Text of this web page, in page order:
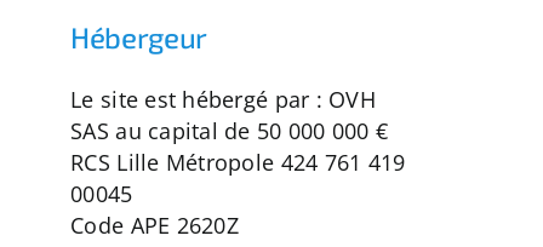
Contact
Recherche
Hébergeur
Le site est hébergé par : OVH
SAS au capital de 50 000 000 €
RCS Lille Métropole 424 761 419
00045
Code APE 2620Z